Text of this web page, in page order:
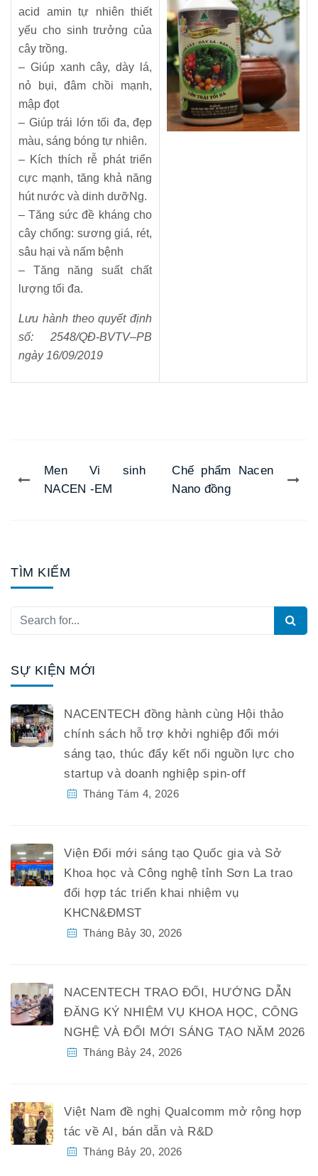
acid amin tự nhiên thiết
yếu cho sinh trưởng của
cây trồng.
– Giúp xanh cây, dày lá,
nỏ bụi, đâm chồi mạnh,
mập đọt
– Giúp trái lớn tối đa, đẹp
màu, sáng bóng tự nhiên.
– Kích thích rễ phát triển
cực mạnh, tăng khả năng
hút nước và dinh dưỡNg.
– Tăng sức đề kháng cho
cây chống: sương giá, rét,
sâu hại và nấm bệnh
– Tăng năng suất chất
lượng tối đa.
Lưu hành theo quyết định
số: 2548/QĐ-BVTV–PB
ngày 16/09/2019
Men Vi sinh
NACEN -EM
Chế phẩm Nacen
Nano đồng
TÌM KIẾM
SỰ KIỆN MỚI
NACENTECH đồng hành cùng Hội thảo
chính sách hỗ trợ khởi nghiệp đổi mới
sáng tạo, thúc đẩy kết nối nguồn lực cho
startup và doanh nghiệp spin-off
Tháng Tám 4, 2026
Viện Đổi mới sáng tạo Quốc gia và Sở
Khoa học và Công nghệ tỉnh Sơn La trao
đổi hợp tác triển khai nhiệm vụ
KHCN&ĐMST
Tháng Bảy 30, 2026
NACENTECH TRAO ĐỔI, HƯỚNG DẪN
ĐĂNG KÝ NHIỆM VỤ KHOA HỌC, CÔNG
NGHỆ VÀ ĐỔI MỚI SÁNG TẠO NĂM 2026
Tháng Bảy 24, 2026
Việt Nam đề nghị Qualcomm mở rộng hợp
tác về AI, bán dẫn và R&D
Tháng Bảy 20, 2026